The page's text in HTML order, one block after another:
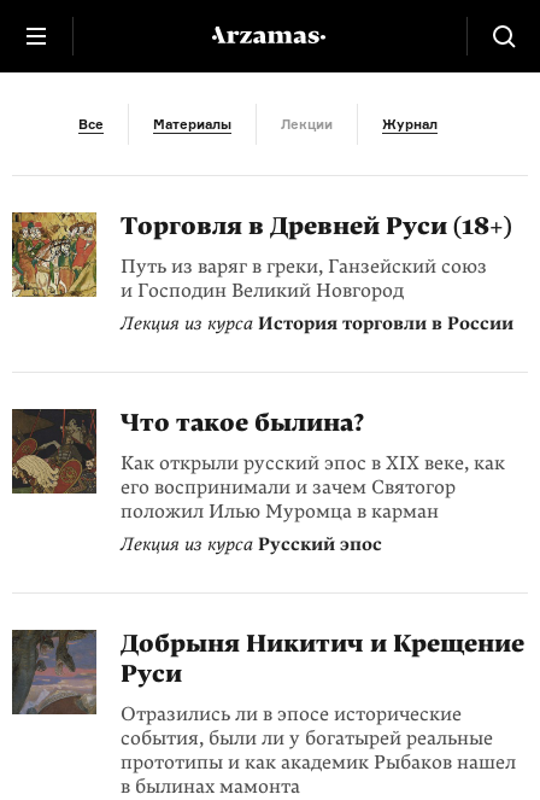
Древняя Русь
Все Материалы Лекции Журнал
Торговля в Древней Руси (18+)
Путь из варяг в греки, Ганзейский союз
и Господин Великий Новгород
Лекция из курса История торговли в России
Что такое былина?
Как открыли русский эпос в XIX веке, как
его воспринимали и зачем Святогор
положил Илью Муромца в карман
Лекция из курса Русский эпос
Добрыня Никитич и Крещение
Руси
Отразились ли в эпосе исторические
события, были ли у богатырей реальные
прототипы и как академик Рыбаков нашел
в былинах мамонта